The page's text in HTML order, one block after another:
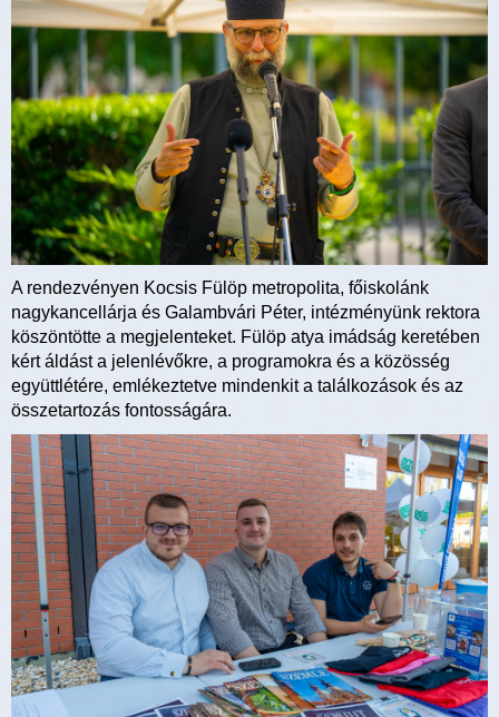
A rendezvényen Kocsis Fülöp metropolita, főiskolánk
nagykancellárja és Galambvári Péter, intézményünk rektora
köszöntötte a megjelenteket. Fülöp atya imádság keretében
kért áldást a jelenlévőkre, a programokra és a közösség
együttlétére, emlékeztetve mindenkit a találkozások és az
összetartozás fontosságára.